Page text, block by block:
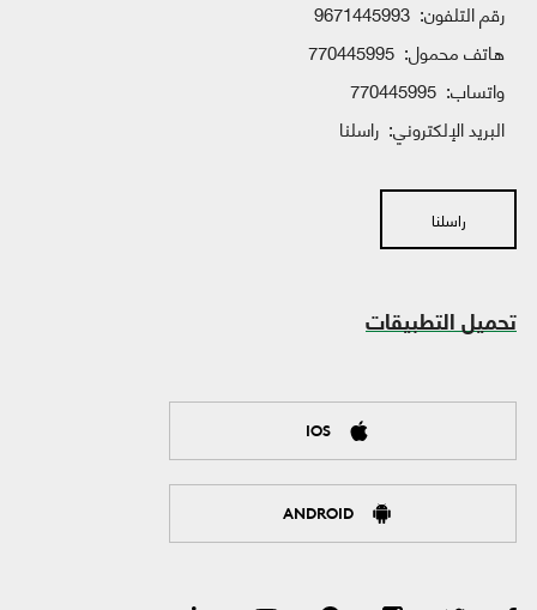
رقم التلفون: 9671445993
هاتف محمول: 770445995
واتساب:
البريد الإلكتروني: راسلنا
راسلنا
تحميل التطبيقات
IOS
ANDROID